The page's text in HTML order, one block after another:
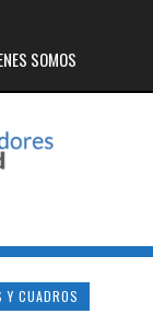
SOMOS
Y CUADROS